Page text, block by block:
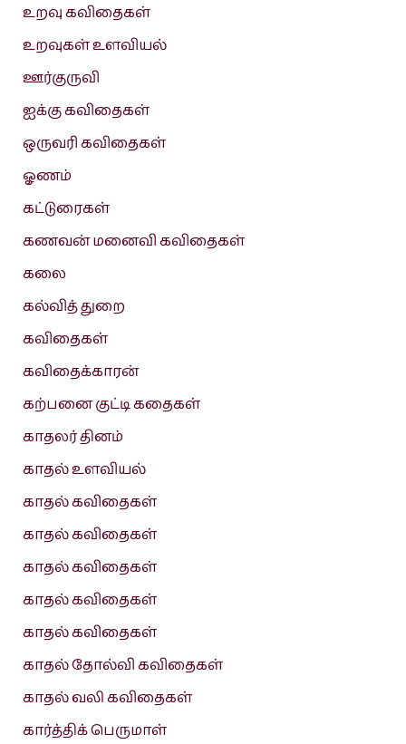
உறவு கவிதைகள்
உறவுகள் உளவியல்
ஊர்குருவி
ஐக்கு கவிதைகள்
ஒருவரி கவிதைகள்
ஓணம்
கட்டுரைகள்
கணவன் மனைவி கவிதைகள்
கலை
கல்வித் துறை
கவிதைகள்
கவிதைக்காரன்
கற்பனை குட்டி கதைகள்
காதலர் தினம்
காதல் உளவியல்
காதல் கவிதைகள்
காதல் கவிதைகள்
காதல் கவிதைகள்
காதல் கவிதைகள்
காதல் கவிதைகள்
காதல் தோல்வி கவிதைகள்
காதல் வலி கவிதைகள்
கார்த்திக் பெருமாள்